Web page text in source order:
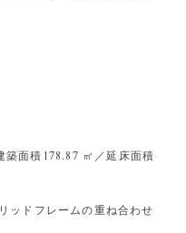
面積178.87 ㎡／延床面積
ッドフレームの重ね合わせ